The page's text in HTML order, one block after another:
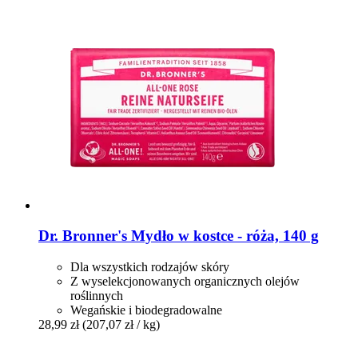
Dr. Bronner's Mydło w kostce -​ róża, 140 g
Dla wszystkich rodzajów skóry
Z wyselekcjonowanych organicznych olejów
roślinnych
Wegańskie i biodegradowalne
28,99 zł (207,07 zł / kg)